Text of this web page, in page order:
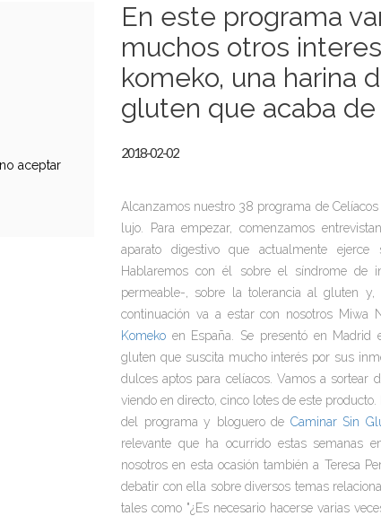
aceptar
En este programa
muchos otros
komeko, una harina
gluten que acaba de
2018-02-02
Alcanzamos nuestro 38 programa de
lujo. Para empezar, comenzamos
aparato digestivo que actualmente
Hablaremos con él sobre el síndrome de
permeable-, sobre la tolerancia al gluten y,
continuación va a estar con nosotros Miwa
Komeko en España. Se presentó en
gluten que suscita mucho interés por sus
dulces aptos para celíacos. Vamos a sortear
viendo en directo, cinco lotes de este
del programa y bloguero de Caminar Sin
relevante que ha ocurrido estas semanas
nosotros en esta ocasión también a Teresa
debatir con ella sobre diversos temas
tales como "¿Es necesario hacerse varias